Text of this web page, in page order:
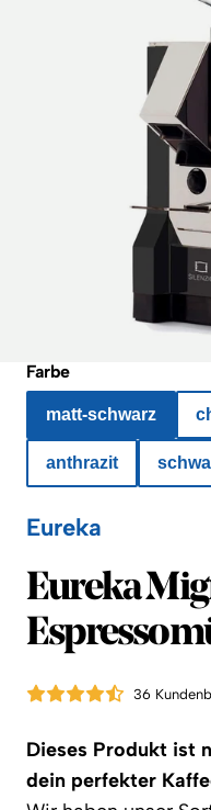
Farbe
matt-schwarz
anthrazit
Eureka
Eureka
Eureka
36
Dieses Produkt ist
dein perfekter